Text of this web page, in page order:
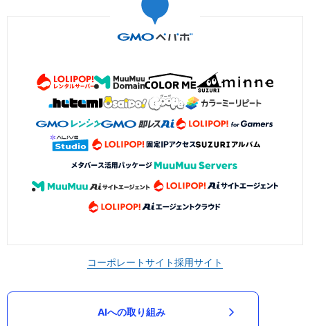
コーポレートサイト採用サイト
AIへの取り組み